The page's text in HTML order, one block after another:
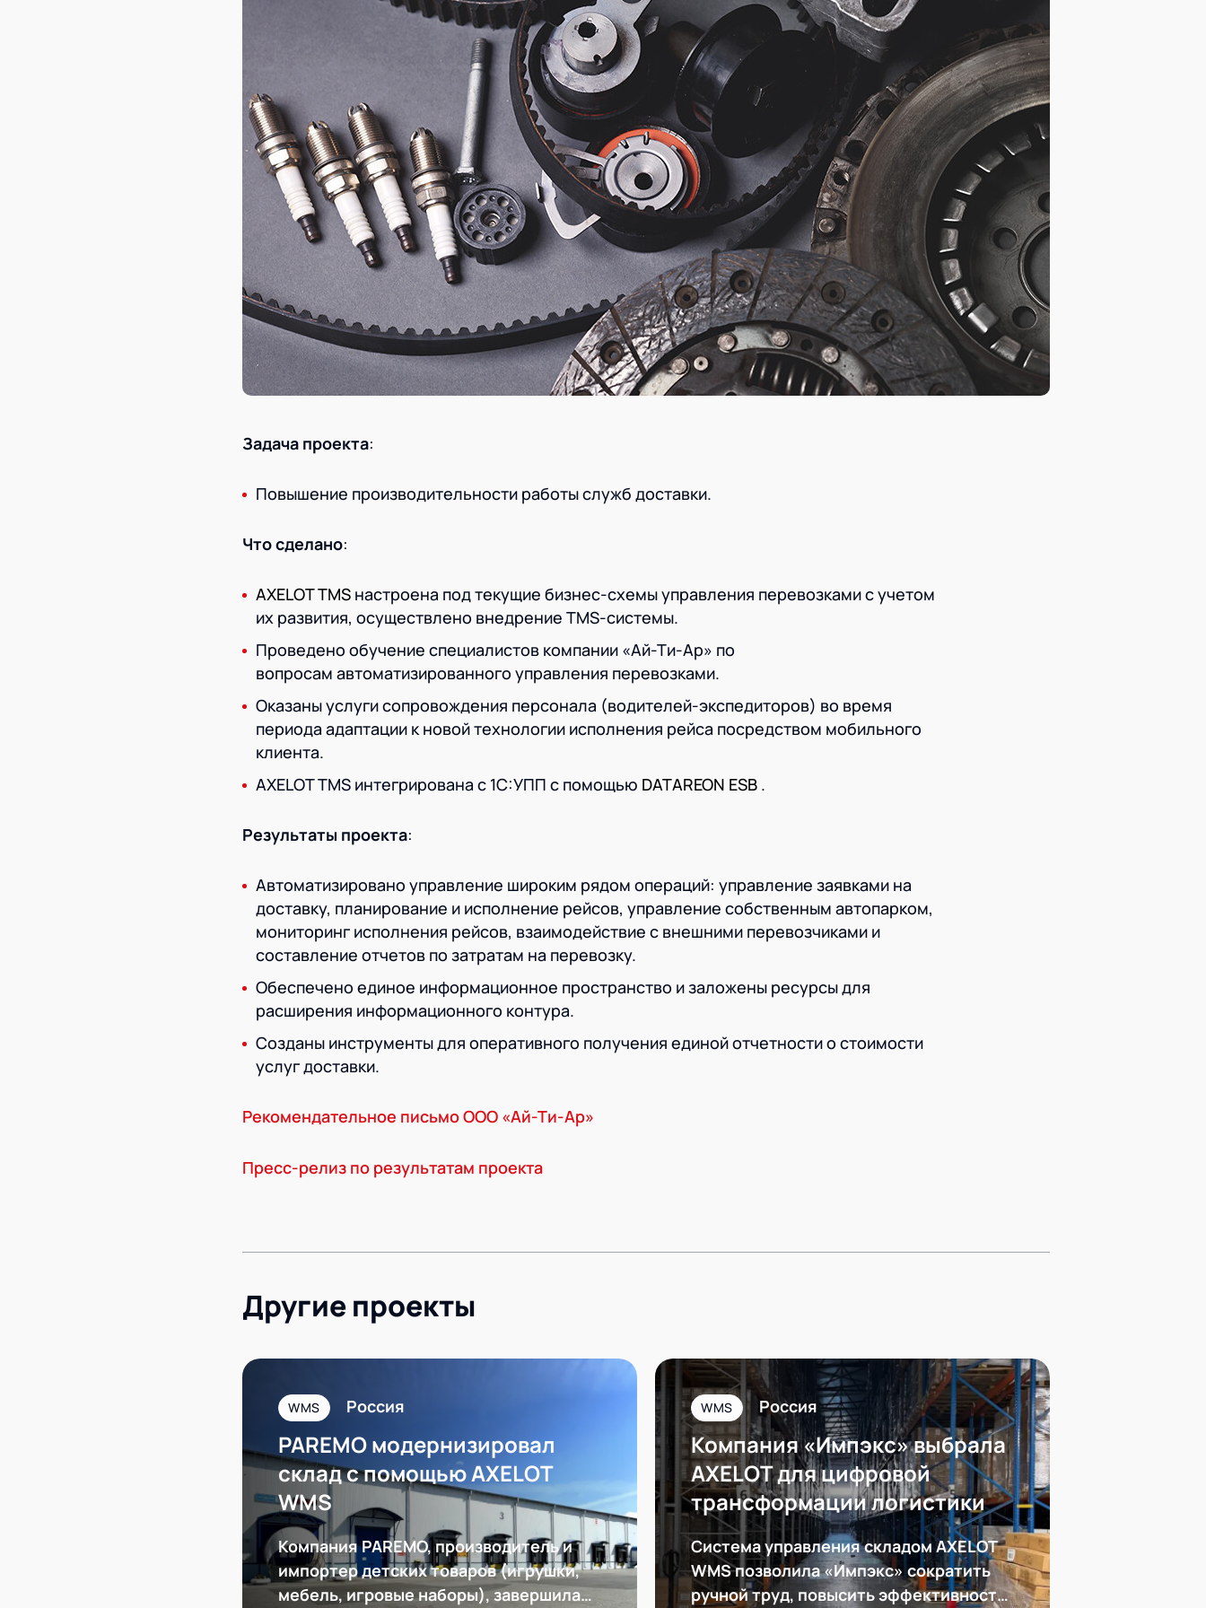
Академия
Предложение для учебных
заведений
База знаний
База знаний
Задача проекта:
Повышение производительности работы служб доставки.
Что сделано:
AXELOT TMS настроена под текущие бизнес-схемы управления перевозками с учетом
их развития, осуществлено внедрение TMS-системы.
Проведено обучение специалистов компании «Ай-Ти-Ар» по
вопросам автоматизированного управления перевозками.
Оказаны услуги сопровождения персонала (водителей-экспедиторов) во время
периода адаптации к новой технологии исполнения рейса посредством мобильного
клиента.
AXELOT TMS интегрирована с 1С:УПП с помощью DATAREON ESB .
Результаты проекта:
Автоматизировано управление широким рядом операций: управление заявками на
доставку, планирование и исполнение рейсов, управление собственным автопарком,
мониторинг исполнения рейсов, взаимодействие с внешними перевозчиками и
составление отчетов по затратам на перевозку.
Обеспечено единое информационное пространство и заложены ресурсы для
расширения информационного контура.
Созданы инструменты для оперативного получения единой отчетности о стоимости
услуг доставки.
Рекомендательное письмо ООО «Ай-Ти-Ар»
Пресс-релиз по результатам проекта
Другие проекты
WMS Россия
PAREMO модернизировал
склад с помощью AXELOT
WMS
Компания PAREMO, производитель и
импортер детских товаров (игрушки,
мебель, игровые наборы), завершила
WMS Россия
Компания «Импэкс» выбрала
AXELOT для цифровой
трансформации логистики
Система управления складом AXELOT
WMS позволила «Импэкс» сократить
ручной труд, повысить эффективность